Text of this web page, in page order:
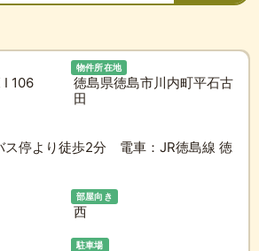
I 106
物件所在地
徳島県徳島市川内町平石古
田
ス停より徒歩2分 電車：JR徳島線 徳
部屋向き
西
駐車場